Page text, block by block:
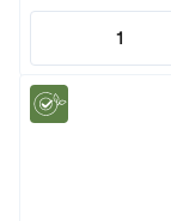
1
Quantity: 1